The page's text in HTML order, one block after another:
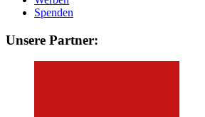
Spenden
Unsere Partner: